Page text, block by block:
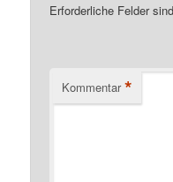
Erforderliche Felder
Kommentar *